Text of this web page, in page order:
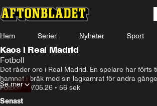
Hem Serier Nyheter Sport
Kaos i Real Madrid
Fotboll
Det råder oro i Real Madrid. En spelare har förts
Fotboll•07.05.26 • 56 sek
Se mer
Senast